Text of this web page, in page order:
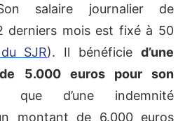
salaire journalier de
derniers mois est fixé à 50
SJR). Il bénéficied’une
5.000 euros pour son
d’une indemnité
montant de 6.000 euros